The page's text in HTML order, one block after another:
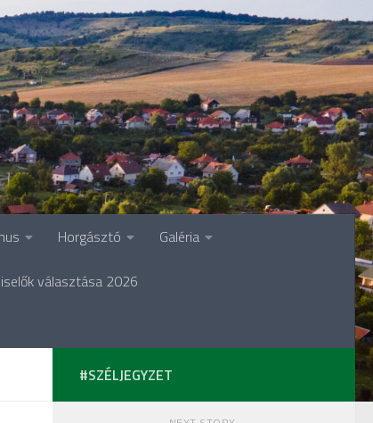
Horgásztó Galéria
választása 2026
#SZÉLJEGYZET